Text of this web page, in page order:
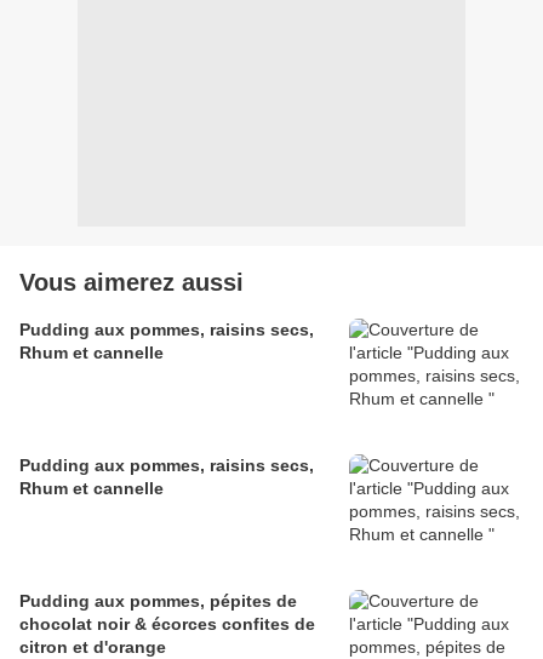
Vous aimerez aussi
Pudding aux pommes, raisins secs,
Rhum et cannelle
Pudding aux pommes, raisins secs,
Rhum et cannelle
Pudding aux pommes, pépites de
chocolat noir & écorces confites de
citron et d'orange